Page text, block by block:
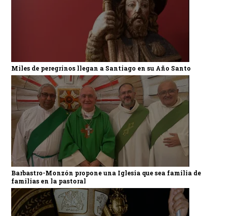
Miles de peregrinos llegan a Santiago en su Año Santo
Barbastro-Monzón propone una Iglesia que sea familia de
familias en la pastoral